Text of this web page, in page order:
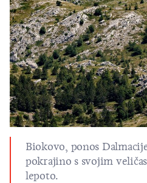
Biokovo, ponos
pokrajino s svojim
lepoto.